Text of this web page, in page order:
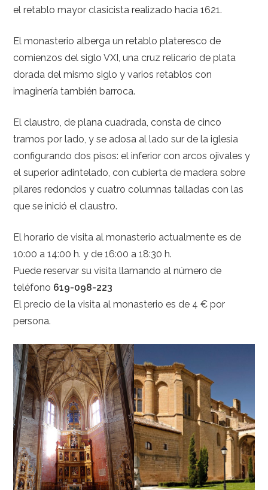
el retablo mayor clasicista realizado hacia 1621.
El monasterio alberga un retablo plateresco de
comienzos del siglo VXI, una cruz relicario de plata
dorada del mismo siglo y varios retablos con
imaginería también barroca.
El claustro, de plana cuadrada, consta de cinco
tramos por lado, y se adosa al lado sur de la iglesia
configurando dos pisos: el inferior con arcos ojivales y
el superior adintelado, con cubierta de madera sobre
pilares redondos y cuatro columnas talladas con las
que se inició el claustro.
El horario de visita al monasterio actualmente es de
10:00 a 14:00 h. y de 16:00 a 18:30 h.
Puede reservar su visita llamando al número de
teléfono 619-098-223
El precio de la visita al monasterio es de 4 € por
persona.